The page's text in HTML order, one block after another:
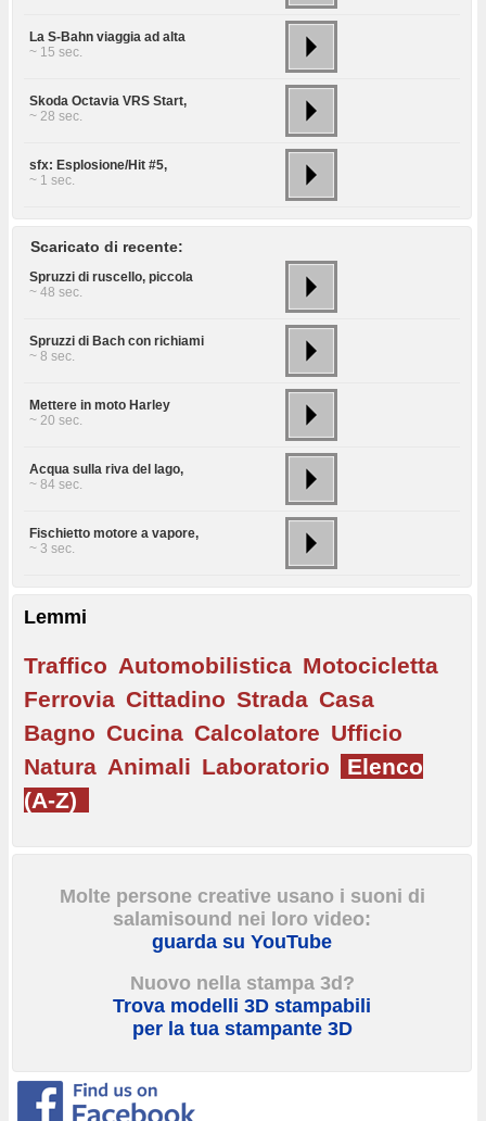
La S-Bahn viaggia ad alta
~ 15 sec.
Skoda Octavia VRS Start,
~ 28 sec.
sfx: Esplosione/Hit #5,
~ 1 sec.
Scaricato di recente:
Spruzzi di ruscello, piccola
~ 48 sec.
Spruzzi di Bach con richiami
~ 8 sec.
Mettere in moto Harley
~ 20 sec.
Acqua sulla riva del lago,
~ 84 sec.
Fischietto motore a vapore,
~ 3 sec.
Lemmi
Traffico Automobilistica Motocicletta
Ferrovia Cittadino Strada Casa
Bagno Cucina Calcolatore Ufficio
Natura Animali Laboratorio
Elenco
(A-Z)
Molte persone creative usano i suoni di
salamisound nei loro video:
guarda su YouTube
Nuovo nella stampa 3d?
Trova modelli 3D stampabili
per la tua stampante 3D